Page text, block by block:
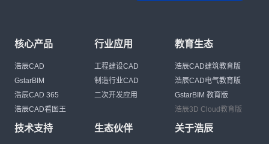
核心产品
浩辰CAD
GstarBIM
浩辰CAD 365
浩辰CAD看图王
行业应用
工程建设CAD
制造行业CAD
二次开发应用
教育生态
浩辰CAD建筑教育版
浩辰CAD电气教育版
GstarBIM 教育版
浩辰3D Cloud教育版
技术支持 生态伙伴 关于浩辰